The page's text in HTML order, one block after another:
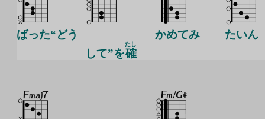
ばった“どう
して”を確
たし
かめてみ たいん